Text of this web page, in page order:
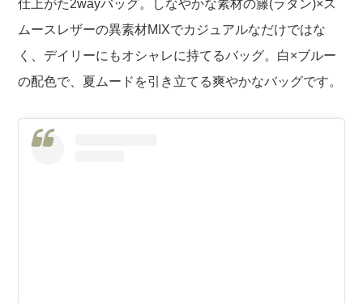
仕上がた2wayバッグ。しなやかな素材の籐(ラタン)×ス
ムースレザーの異素材MIXでカジュアルなだけではな
く、デイリーにもオシャレに持てるバッグ。白×ブルー
の配色で、夏ムードを引き立てる爽やかなバッグです。